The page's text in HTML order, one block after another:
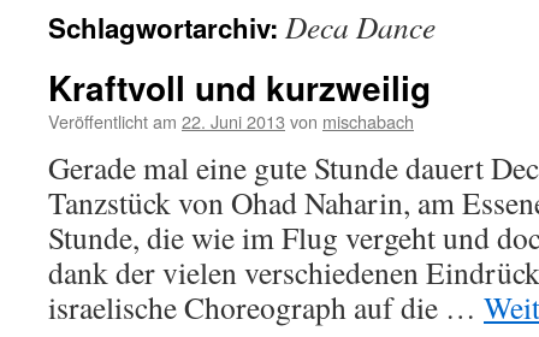
Schlagwortarchiv: Deca Dance
Kraftvoll und kurzweilig
Veröffentlicht am 22. Juni 2013 von mischabach
Gerade mal eine gute Stunde dauert
Tanzstück von Ohad Naharin, am
Stunde, die wie im Flug vergeht und
dank der vielen verschiedenen
israelische Choreograph auf die …